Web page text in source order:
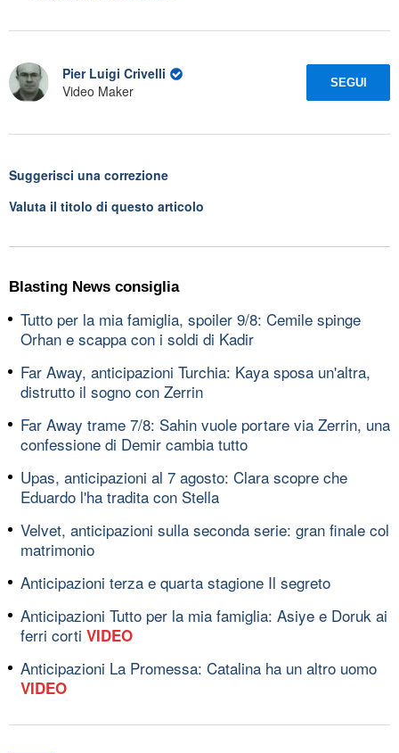
Pier Luigi Crivelli
Video Maker
SEGUI
Suggerisci una correzione
Valuta il titolo di questo articolo
Blasting News consiglia
Tutto per la mia famiglia, spoiler 9/8: Cemile spinge
Orhan e scappa con i soldi di Kadir
Far Away, anticipazioni Turchia: Kaya sposa un'altra,
distrutto il sogno con Zerrin
Far Away trame 7/8: Sahin vuole portare via Zerrin, una
confessione di Demir cambia tutto
Upas, anticipazioni al 7 agosto: Clara scopre che
Eduardo l'ha tradita con Stella
Velvet, anticipazioni sulla seconda serie: gran finale col
matrimonio
Anticipazioni terza e quarta stagione Il segreto
Anticipazioni Tutto per la mia famiglia: Asiye e Doruk ai
ferri corti VIDEO
Anticipazioni La Promessa: Catalina ha un altro uomo
VIDEO